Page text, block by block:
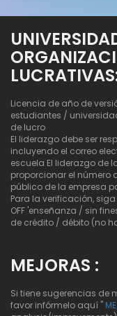
Licencia de año de
estudiantes /
de lucro
El liderazgo debe ser
incluyendo el correo
escuela El liderazgo de
proporcionar el número
público de la empresa
Para la verificación,
OFF 'enseñanza / sin
de crédito / débito (no
MEJORAS :
Si tiene sugerencias de
favor infórmelo aquí "